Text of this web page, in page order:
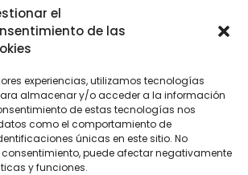
el
de las
experiencias, utilizamos tecnologías
almacenar y/o acceder a la información
de estas tecnologías nos
como el comportamiento de
únicas en este sitio. No
consentimiento, puede afectar negativamente
y funciones.
ENVÍO 24-48H